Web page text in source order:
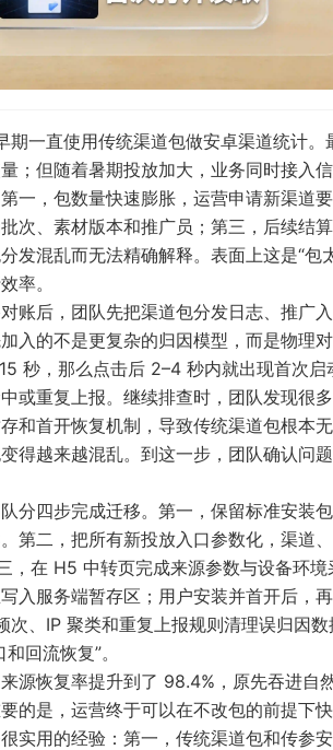
期一直使用传统渠道包做安卓渠道统计
；但随着暑期投放加大，业务同时接入
一，包数量快速膨胀，运营申请新渠道
次、素材版本和推广员；第三，后续结
发混乱而无法精确解释。表面上这是“
率。
账后，团队先把渠道包分发日志、推广
入的不是更复杂的归因模型，而是物理
秒，那么点击后 2–4 秒内就出现首次
或重复上报。继续排查时，团队发现很
和首开恢复机制，导致传统渠道包根本
得越来越混乱。到这一步，团队确认问
分四步完成迁移。第一，保留标准安装
第二，把所有新投放入口参数化，渠道
，在 H5 中转页完成来源参数与设备环
入服务端暂存区；用户安装并首开后，
次、IP 聚类和重复上报规则清理误归因
回流恢复”。
源恢复率提升到了 98.4%，原先吞进自
的是，运营终于可以在不改包的前提下
实用的经验：第一，传统渠道包和传参